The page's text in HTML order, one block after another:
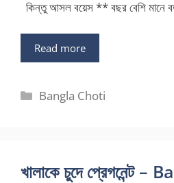
কিন্তু আসল বয়েস ** বছর বেশি মানে
Read more
Categories
Bangla Choti
খালাকে চুদে প্রেগনেন্ট